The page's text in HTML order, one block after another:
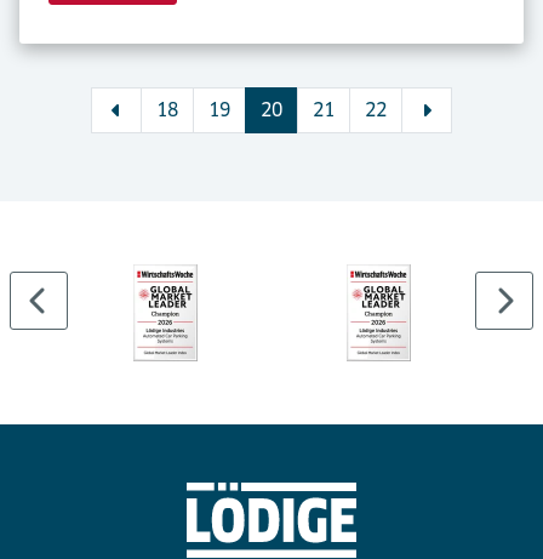
18 19 20 21 22